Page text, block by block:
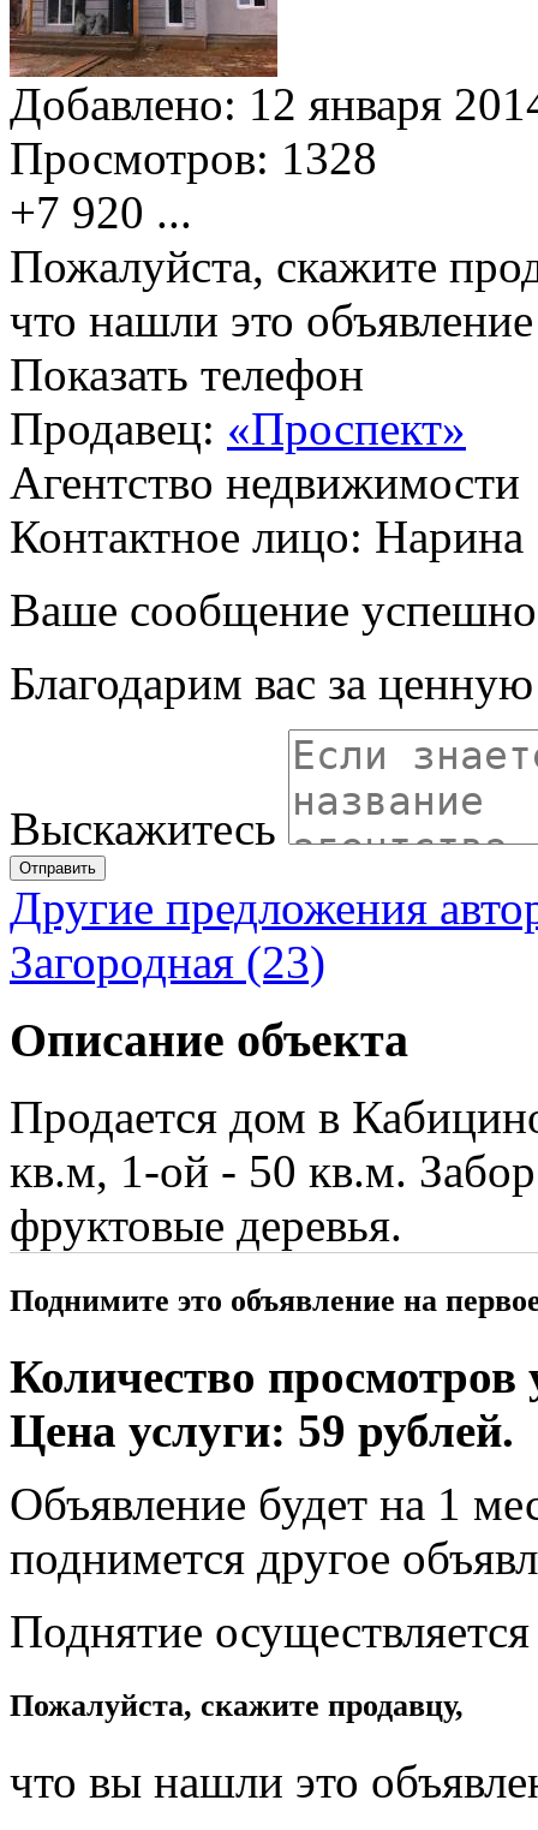
Добавлено: 12 января
Просмотров: 1328
+7 920 ...
Пожалуйста, скажите
что нашли это
Показать телефон
Продавец: «Проспект»
Агентство недвижимости
Контактное лицо: Нарина
Ваше сообщение успешно
Благодарим вас за
Выскажитесь
Отправить
Другие предложения
Загородная (23)
Описание объекта
Продается дом в
кв.м, 1-ой - 50 кв.м.
фруктовые деревья.
Поднимите это объявление на
Количество просмотров
Цена услуги: 59 рублей.
Объявление будет на 1
поднимется другое
Поднятие
Пожалуйста, скажите продавцу,
что вы нашли это